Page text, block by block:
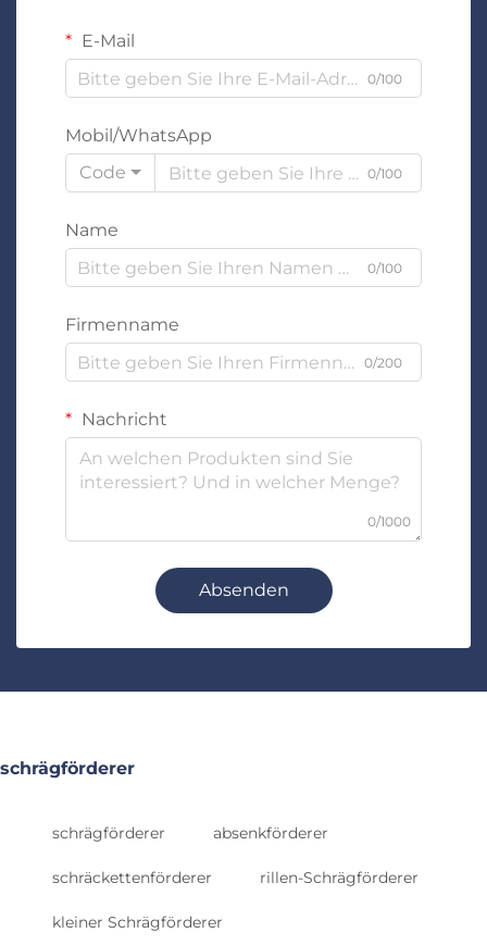
E-Mail
0/100
Mobil/WhatsApp
Code
0/100
Name
0/100
Firmenname
0/200
Nachricht
0/1000
Absenden
schrägförderer
schrägförderer absenkförderer
schräckettenförderer rillen-Schrägförderer
kleiner Schrägförderer